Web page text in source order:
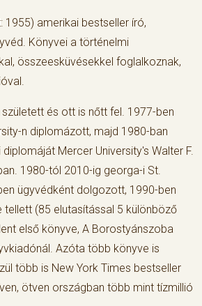
1955) amerikai bestseller író,
Könyvei a történelmi
összeesküvésekkel foglalkoznak,
és ott is nőtt fel. 1977-ben
n diplomázott, majd 1980-ban
Mercer University's Walter F.
1980-tól 2010-ig georga-i St.
ügyvédként dolgozott, 1990-ben
tellett (85 elutasítással 5 különböző
első könyve, A Borostyánszoba
Azóta több könyve is
több is New York Times bestseller
ötven országban több mint tízmillió